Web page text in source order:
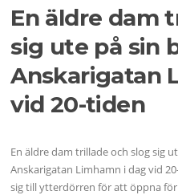
En äldre dam
sig ute på sin
Anskarigatan
vid 20-tiden
En äldre dam trillade och slog sig
Anskarigatan Limhamn i dag vid
sig till ytterdörren för att öppna